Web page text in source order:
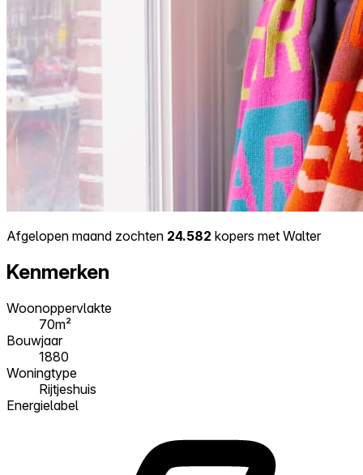
Afgelopen maand zochten 24.582 kopers met Walter
Kenmerken
Woonoppervlakte
70m²
Bouwjaar
1880
Woningtype
Rijtjeshuis
Energielabel